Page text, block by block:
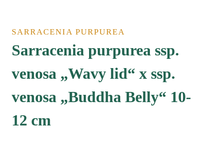
SARRACENIA PURPUREA
Sarracenia purpurea ssp.
venosa „Wavy lid“ x ssp.
venosa „Buddha Belly“ 10-
12 cm